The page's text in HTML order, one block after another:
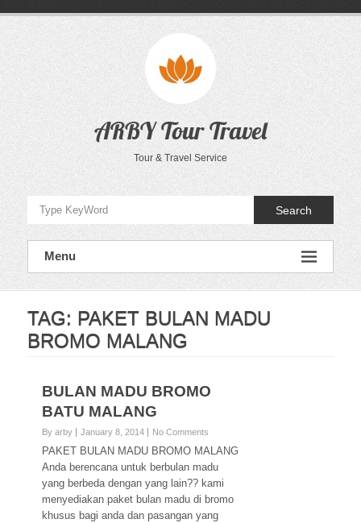
ARBY Tour Travel
Tour & Travel Service
Search
Menu
TAG: PAKET BULAN MADU
BROMO MALANG
BULAN MADU BROMO
BATU MALANG
By arby January 8, 2014 No Comments
PAKET BULAN MADU BROMO MALANG
Anda berencana untuk berbulan madu
yang berbeda dengan yang lain?? kami
menyediakan paket bulan madu di bromo
khusus bagi anda dan pasangan yang